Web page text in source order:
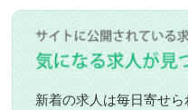
新着の求人は毎日寄せ